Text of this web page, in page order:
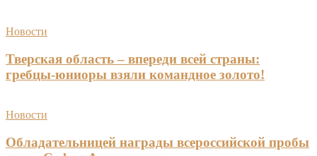
Новости
Тверская область – впереди всей страны:
гребцы-юниоры взяли командное золото!
Новости
Обладательницей награды всероссийской пробы